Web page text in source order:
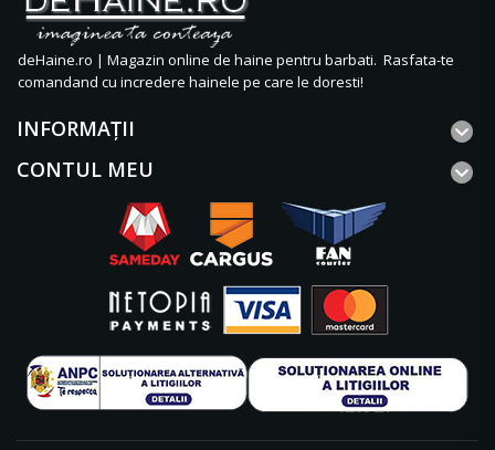
deHaine.ro | Magazin online de haine pentru barbati. Rasfata-te
comandand cu incredere hainele pe care le doresti!
INFORMAŢII
CONTUL MEU